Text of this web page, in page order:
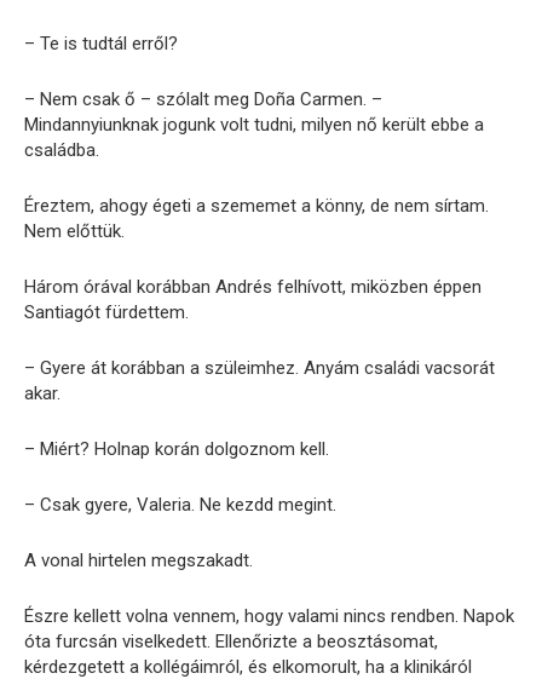
– Te is tudtál erről?
– Nem csak ő – szólalt meg Doña Carmen. –
Mindannyiunknak jogunk volt tudni, milyen nő került ebbe a
családba.
Éreztem, ahogy égeti a szememet a könny, de nem sírtam.
Nem előttük.
Három órával korábban Andrés felhívott, miközben éppen
Santiagót fürdettem.
– Gyere át korábban a szüleimhez. Anyám családi vacsorát
akar.
– Miért? Holnap korán dolgoznom kell.
– Csak gyere, Valeria. Ne kezdd megint.
A vonal hirtelen megszakadt.
Észre kellett volna vennem, hogy valami nincs rendben. Napok
óta furcsán viselkedett. Ellenőrizte a beosztásomat,
kérdezgetett a kollégáimról, és elkomorult, ha a klinikáról